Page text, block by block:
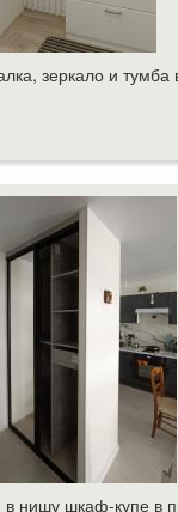
зеркало и тумба
в нишу шкаф-купе в